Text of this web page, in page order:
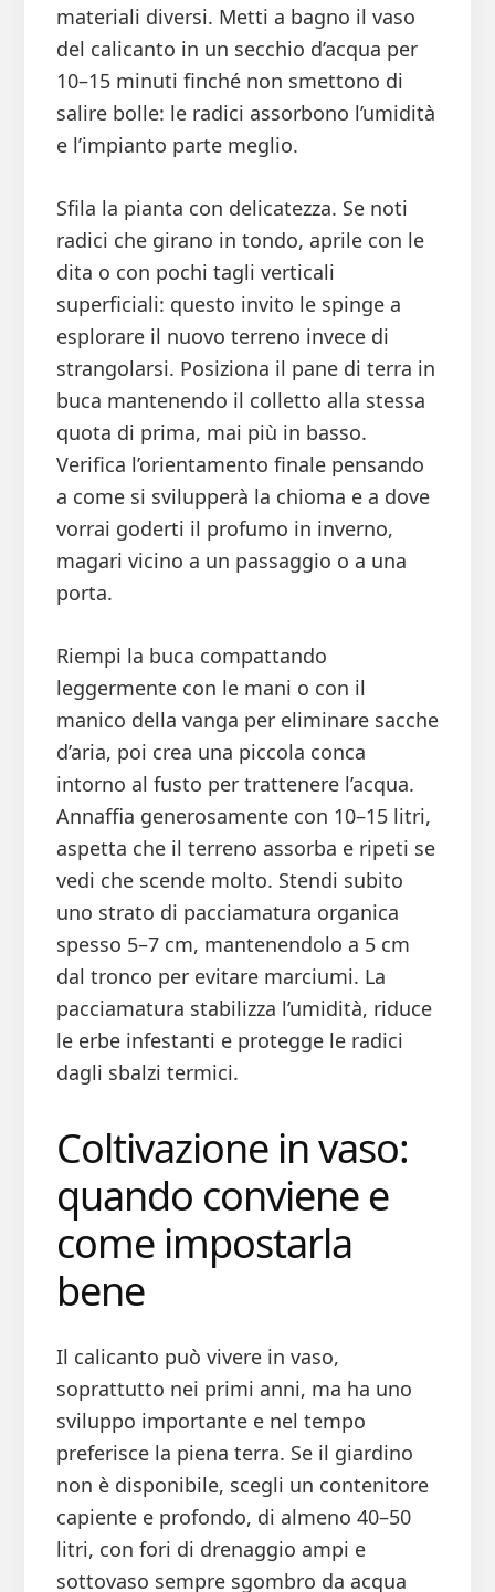
materiali diversi. Metti a bagno il vaso
del calicanto in un secchio d’acqua per
10–15 minuti finché non smettono di
salire bolle: le radici assorbono l’umidità
e l’impianto parte meglio.
Sfila la pianta con delicatezza. Se noti
radici che girano in tondo, aprile con le
dita o con pochi tagli verticali
superficiali: questo invito le spinge a
esplorare il nuovo terreno invece di
strangolarsi. Posiziona il pane di terra in
buca mantenendo il colletto alla stessa
quota di prima, mai più in basso.
Verifica l’orientamento finale pensando
a come si svilupperà la chioma e a dove
vorrai goderti il profumo in inverno,
magari vicino a un passaggio o a una
porta.
Riempi la buca compattando
leggermente con le mani o con il
manico della vanga per eliminare sacche
d’aria, poi crea una piccola conca
intorno al fusto per trattenere l’acqua.
Annaffia generosamente con 10–15 litri,
aspetta che il terreno assorba e ripeti se
vedi che scende molto. Stendi subito
uno strato di pacciamatura organica
spesso 5–7 cm, mantenendolo a 5 cm
dal tronco per evitare marciumi. La
pacciamatura stabilizza l’umidità, riduce
le erbe infestanti e protegge le radici
dagli sbalzi termici.
Coltivazione in vaso:
quando conviene e
come impostarla
bene
Il calicanto può vivere in vaso,
soprattutto nei primi anni, ma ha uno
sviluppo importante e nel tempo
preferisce la piena terra. Se il giardino
non è disponibile, scegli un contenitore
capiente e profondo, di almeno 40–50
litri, con fori di drenaggio ampi e
sottovaso sempre sgombro da acqua